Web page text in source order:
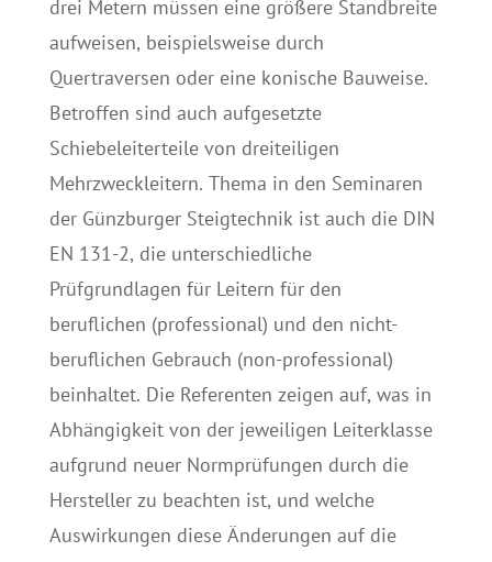
drei Metern müssen eine größere Standbreite
aufweisen, beispielsweise durch
Quertraversen oder eine konische Bauweise.
Betroffen sind auch aufgesetzte
Schiebeleiterteile von dreiteiligen
Mehrzweckleitern. Thema in den Seminaren
der Günzburger Steigtechnik ist auch die DIN
EN 131-2, die unterschiedliche
Prüfgrundlagen für Leitern für den
beruflichen (professional) und den nicht-
beruflichen Gebrauch (non-professional)
beinhaltet. Die Referenten zeigen auf, was in
Abhängigkeit von der jeweiligen Leiterklasse
aufgrund neuer Normprüfungen durch die
Hersteller zu beachten ist, und welche
Auswirkungen diese Änderungen auf die